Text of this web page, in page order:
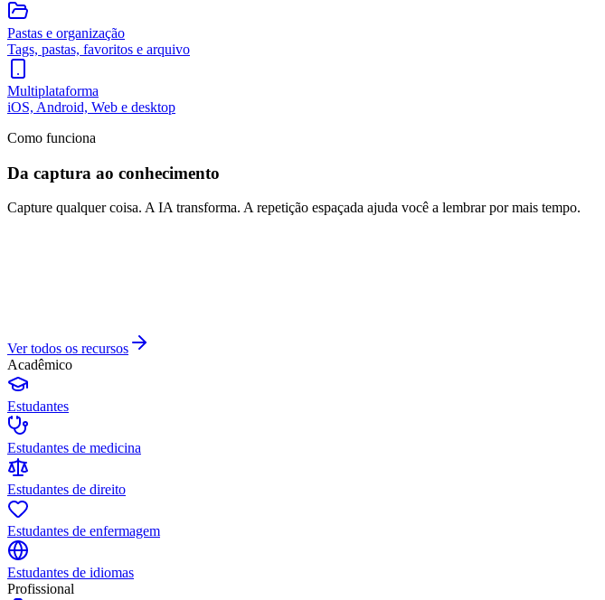
Pastas e organização
Tags, pastas, favoritos e arquivo
Multiplataforma
iOS, Android, Web e desktop
Como funciona
Da captura ao conhecimento
Capture qualquer coisa. A IA transforma. A repetição espaçada ajuda você a lembrar por mais tempo.
Ver todos os recursos
Acadêmico
Estudantes
Estudantes de medicina
Estudantes de direito
Estudantes de enfermagem
Estudantes de idiomas
Profissional